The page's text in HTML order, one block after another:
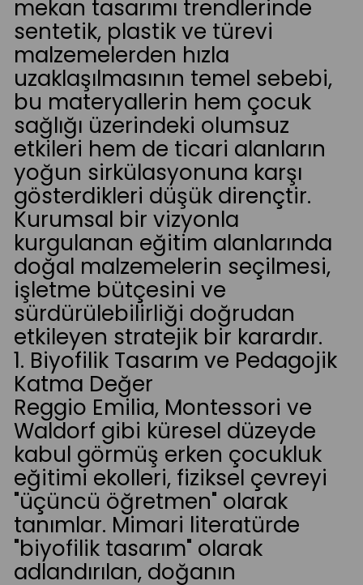
mekan tasarımı trendlerinde
sentetik, plastik ve türevi
malzemelerden hızla
uzaklaşılmasının temel sebebi,
bu materyallerin hem çocuk
sağlığı üzerindeki olumsuz
etkileri hem de ticari alanların
yoğun sirkülasyonuna karşı
gösterdikleri düşük dirençtir.
Kurumsal bir vizyonla
kurgulanan eğitim alanlarında
doğal malzemelerin seçilmesi,
işletme bütçesini ve
sürdürülebilirliği doğrudan
etkileyen stratejik bir karardır.
1. Biyofilik Tasarım ve Pedagojik
Katma Değer
Reggio Emilia, Montessori ve
Waldorf gibi küresel düzeyde
kabul görmüş erken çocukluk
eğitimi ekolleri, fiziksel çevreyi
"üçüncü öğretmen" olarak
tanımlar. Mimari literatürde
"biyofilik tasarım" olarak
adlandırılan, doğanın